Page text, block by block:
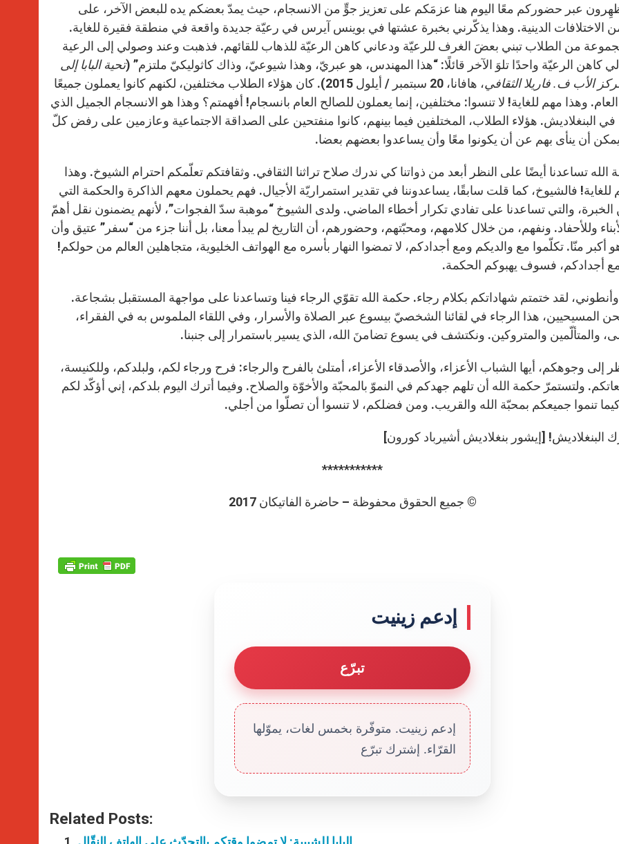
عبر حضوركم معًا اليوم هنا عزمَكم على تعزيز جوٍّ من الانسجام، حيث يمدّ بعضكم يده للبعض الآخر، على
الاختلافات الدينية. وهذا يذكّرني بخبرة عشتها في بوينس آيرس في رعيّة جديدة واقعة في منطقة فقيرة للغاية.
من الطلاب تبني بعضَ الغرف للرعيّة ودعاني كاهن الرعيّة للذهاب للقائهم. فذهبت وعند وصولي إلى الرعية
كاهن الرعيّة واحدًا تلوَ الآخر قائلًا: “هذا المهندس، هو عبريّ، وهذا شيوعيّ، وذاك كاثوليكيّ ملتزم” (تحية البابا إلى
الأب ف. فاريلا الثقافي
، هافانا، 20 سبتمبر / أيلول 2015). كان هؤلاء الطلاب مختلفين، لكنهم كانوا يعملون جميعًا
وهذا مهم للغاية! لا تنسوا: مختلفين، إنما يعملون للصالح العام بانسجام! أفهمتم؟ وهذا هو الانسجام الجميل الذي
في البنغلاديش. هؤلاء الطلاب، المختلفين فيما بينهم، كانوا منفتحين على الصداقة الاجتماعية وعازمين على رفض كلّ
أن ينأى بهم عن أن يكونوا معًا وأن يساعدوا بعضهم بعضا.
الله تساعدنا أيضًا على النظر أبعد من ذواتنا كي ندرك صلاح تراثنا الثقافي. وثقافتكم تعلّمكم احترام الشيوخ. وهذا
للغاية! فالشيوخ، كما قلت سابقًا، يساعدوننا في تقدير استمراريّة الأجيال. فهم يحملون معهم الذاكرة والحكمة التي
الخبرة، والتي تساعدنا على تفادي تكرار أخطاء الماضي. ولدى الشيوخ “موهبة سدّ الفجوات”، لأنهم يضمنون نقل أهمّ
وللأحفاد. ونفهم، من خلال كلامهم، ومحبّتهم، وحضورهم، أن التاريخ لم يبدأ معنا، بل أننا جزء من “سفر” عتيق وأن
أكبر منّا. تكلّموا مع والديكم ومع أجدادكم، لا تمضوا النهار بأسره مع الهواتف الخليوية، متجاهلين العالم من حولكم!
مع أجدادكم، فسوف يهبوكم الحكمة.
وأنطوني، لقد ختمتم شهاداتكم بكلام رجاء. حكمة الله تقوّي الرجاء فينا وتساعدنا على مواجهة المستقبل بشجاعة.
المسيحيين، هذا الرجاء في لقائنا الشخصيّ بيسوع عبر الصلاة والأسرار، وفي اللقاء الملموس به في الفقراء،
والمتألّمين والمتروكين. ونكتشف في يسوع تضامنَ الله، الذي يسير باستمرار إلى جنبنا.
إلى وجوهكم، أيها الشباب الأعزاء، والأصدقاء الأعزاء، أمتلئ بالفرح والرجاء: فرح ورجاء لكم، ولبلدكم، وللكنيسة،
ولتستمرّ حكمة الله أن تلهم جهدكم في النموّ بالمحبّة والأخوّة والصلاح. وفيما أترك اليوم بلدكم، إني أؤكّد لكم
تنموا جميعكم بمحبّة الله والقريب. ومن فضلكم، لا تنسوا أن تصلّوا من أجلي.
البنغلاديش! [إيشور بنغلاديش أشيرباد كورون]
***********
© جميع الحقوق محفوظة – حاضرة الفاتيكان 2017
إدعم زينيت
تبرّع
إدعم زينيت. متوفّرة بخمس لغات، يموّلها
القرّاء. إشترك تبرّع
Related Posts: